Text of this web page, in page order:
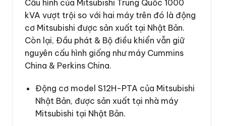
Cấu hình của Mitsubishi Trung Quốc 1000
kVA vượt trội so với hai máy trên đó là động
cơ Mitsubishi được sản xuất tại Nhật Bản.
Còn lại, Đầu phát & Bộ điều khiển vẫn giữ
nguyên cấu hình giống như máy Cummins
China & Perkins China.
Động cơ model S12H-PTA của Mitsubishi
Nhật Bản, được sản xuất tại nhà máy
Mitsubishi tại Nhật Bản.